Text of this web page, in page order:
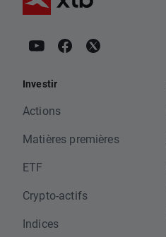
Investir
Actions
Matières premières
ETF
Crypto-actifs
Indices